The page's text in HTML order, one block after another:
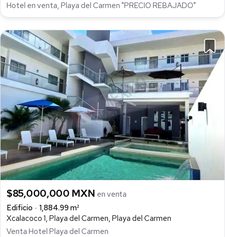
Hotel en venta, Playa del Carmen "PRECIO REBAJADO"
$85,000,000 MXN en venta
Edificio
1,884.99 m²
Xcalacoco 1, Playa del Carmen, Playa del Carmen
Venta Hotel Playa del Carmen